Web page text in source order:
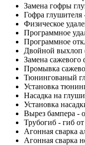
Замена гофры
Гофра глушителя
Физическое
Программное
Программное
Двойной выхлоп
Замена сажевого
Промывка
Тюнингованый
Установка
Насадка на
Установка
Вырез бампера -
Трубогиб - гиб
Агонная сварка
Агонная сварка